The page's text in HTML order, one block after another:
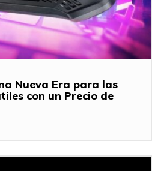
Nueva Era para las
con un Precio de